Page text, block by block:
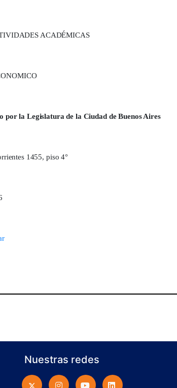
ACADÉMICAS
por la Legislatura de la Ciudad de Buenos Aires
1455, piso 4°
Nuestras redes